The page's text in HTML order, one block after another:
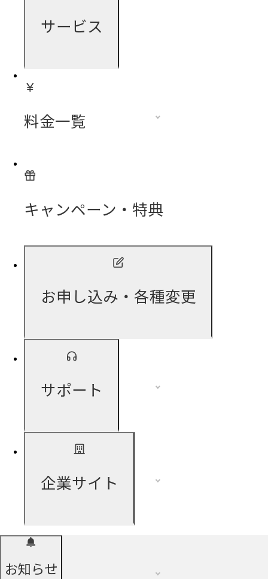
サービス
料金一覧
キャンペーン・特典
お申し込み・各種変更
サポート
企業サイト
お知らせ